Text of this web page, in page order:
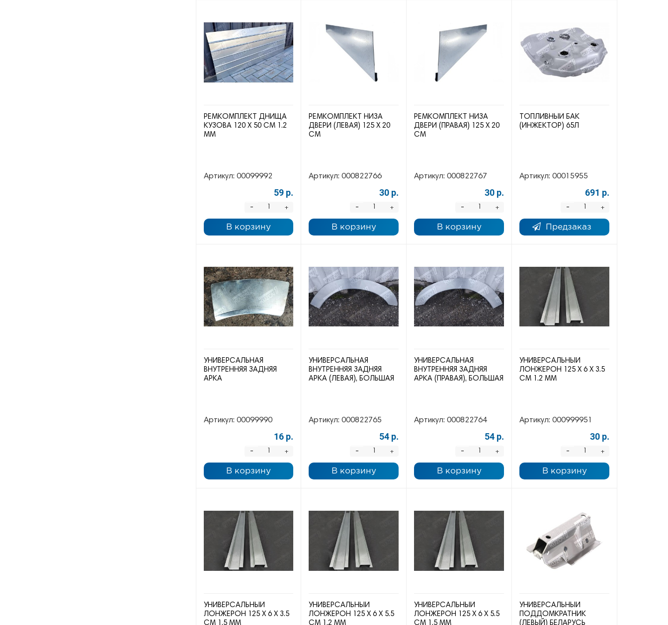
РЕМКОМПЛЕКТ ДНИЩА
КУЗОВА 120 Х 50 СМ 1.2
ММ
Артикул: 00099992
59 р.
+
-
В корзину
РЕМКОМПЛЕКТ НИЗА
ДВЕРИ (ЛЕВАЯ) 125 Х 20
СМ
Артикул: 000822766
30 р.
+
-
В корзину
РЕМКОМПЛЕКТ НИЗА
ДВЕРИ (ПРАВАЯ) 125 Х 20
СМ
Артикул: 000822767
30 р.
+
-
В корзину
ТОПЛИВНЫЙ БАК
(ИНЖЕКТОР) 65Л
Артикул: 00015955
691 р.
+
-
Предзаказ
УНИВЕРСАЛЬНАЯ
ВНУТРЕННЯЯ ЗАДНЯЯ
АРКА
Артикул: 00099990
16 р.
+
-
В корзину
УНИВЕРСАЛЬНАЯ
ВНУТРЕННЯЯ ЗАДНЯЯ
АРКА (ЛЕВАЯ), БОЛЬШАЯ
Артикул: 000822765
54 р.
+
-
В корзину
УНИВЕРСАЛЬНАЯ
ВНУТРЕННЯЯ ЗАДНЯЯ
АРКА (ПРАВАЯ), БОЛЬШАЯ
Артикул: 000822764
54 р.
+
-
В корзину
УНИВЕРСАЛЬНЫЙ
ЛОНЖЕРОН 125 Х 6 Х 3.5
СМ 1.2 ММ
Артикул: 000999951
30 р.
+
-
В корзину
УНИВЕРСАЛЬНЫЙ
ЛОНЖЕРОН 125 Х 6 Х 3.5
СМ 1.5 ММ
УНИВЕРСАЛЬНЫЙ
ЛОНЖЕРОН 125 Х 6 Х 5.5
СМ 1.2 ММ
УНИВЕРСАЛЬНЫЙ
ЛОНЖЕРОН 125 Х 6 Х 5.5
СМ 1.5 ММ
УНИВЕРСАЛЬНЫЙ
ПОДДОМКРАТНИК
(ЛЕВЫЙ) БЕЛАРУСЬ